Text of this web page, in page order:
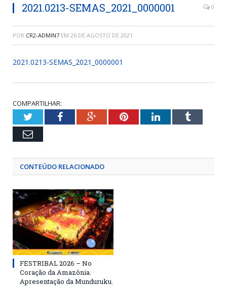
2021.0213-SEMAS_2021_0000001 0
POR CR2-ADMIN7 EM 26 DE AGOSTO DE 2021
2021.0213-SEMAS_2021_0000001
COMPARTILHAR:
TwitterFacebookGoogle+PinterestLinkedInTumblr
Email
CONTEÚDO RELACIONADO
FESTRIBAL 2026 – No
Coração da Amazônia.
Apresentação da Munduruku.